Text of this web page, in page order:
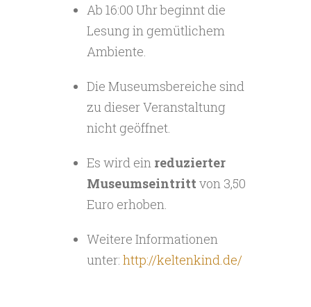
Ab 16:00 Uhr beginnt die
Lesung in gemütlichem
Ambiente.
Die Museumsbereiche sind
zu dieser Veranstaltung
nicht geöffnet.
Es wird ein reduzierter
Museumseintritt von 3,50
Euro erhoben.
Weitere Informationen
unter: http://keltenkind.de/